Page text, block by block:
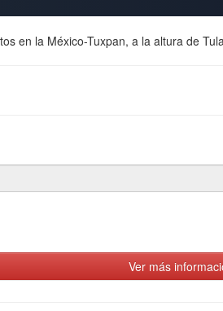
en la México-Tuxpan, a la altura de
Ver más